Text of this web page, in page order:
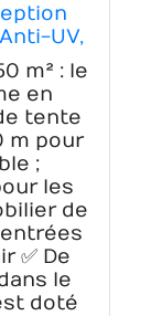
UV,
-
-
Tente
m² : le
en
tente
m pour
;
les
de
✅ De
le
doté